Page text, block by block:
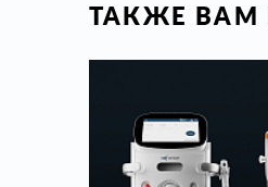
ТАКЖЕ ВАМ